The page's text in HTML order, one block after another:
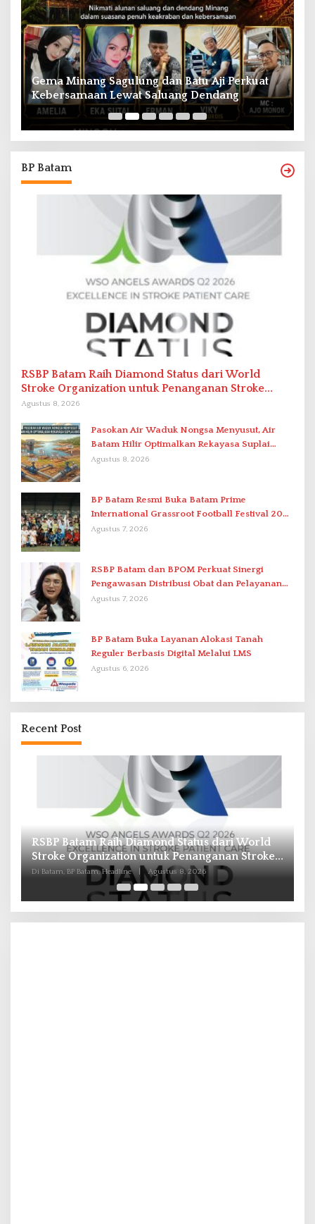
Gema Minang Sagulung dan Batu Aji Perkuat
Kebersamaan Lewat Saluang Dendang
BP Batam
RSBP Batam Raih Diamond Status dari World
Stroke Organization untuk Penanganan Stroke
Berstandar Internasional
Agustus 8, 2026
Pasokan Air Waduk Nongsa Menyusut, Air
Batam Hilir Optimalkan Rekayasa Suplai
Antar-IPAM
Agustus 8, 2026
BP Batam Resmi Buka Batam Prime
International Grassroot Football Festival 2026
di Stadion Temenggung Abdul Jamal
Agustus 7, 2026
RSBP Batam dan BPOM Perkuat Sinergi
Pengawasan Distribusi Obat dan Pelayanan
Kefarmasian
Agustus 7, 2026
BP Batam Buka Layanan Alokasi Tanah
Reguler Berbasis Digital Melalui LMS
Agustus 6, 2026
Recent Post
RSBP Batam Raih Diamond Status dari World
Stroke Organization untuk Penanganan Stroke
Berstandar Internasional
Di Batam, BP Batam, Headline Agustus 8, 2026